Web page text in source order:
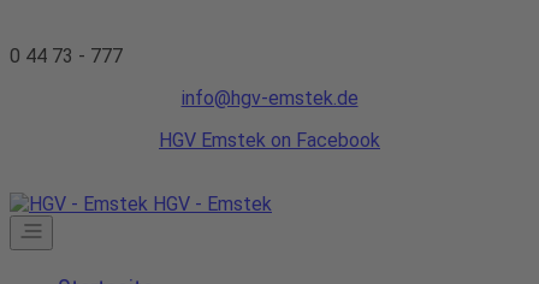
0 44 73 - 777
info@hgv-emstek.de
HGV Emstek on Facebook
HGV - Emstek